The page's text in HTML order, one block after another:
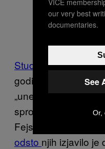
Studija
Univerziteta
godine pokazala je
„unesrećava i čini
sprovedenoj širom
Fejsbuka u
odsto njih izjavilo je
our very best
documentaries.
See
Or,